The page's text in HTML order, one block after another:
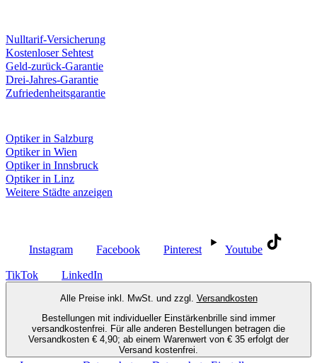
Nulltarif-Versicherung
Kostenloser Sehtest
Geld-zurück-Garantie
Drei-Jahres-Garantie
Zufriedenheitsgarantie
Optiker in Salzburg
Optiker in Wien
Optiker in Innsbruck
Optiker in Linz
Weitere Städte anzeigen
Instagram Facebook Pinterest Youtube
TikTok LinkedIn
Alle Preise inkl. MwSt. und zzgl. Versandkosten
Bestellungen mit individueller Einstärkenbrille sind immer
versandkostenfrei. Für alle anderen Bestellungen betragen die
Versandkosten € 4,90; ab einem Warenwert von € 35 erfolgt der
Versand kostenfrei.